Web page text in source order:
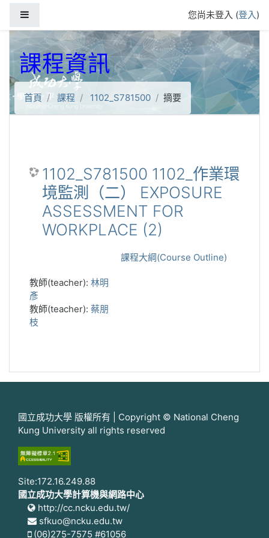
您尚未登入 (登入)
課程資訊
首頁 課程 1102_S781500 摘要
1102_S781500 1102_作業環
境監測（二） EXPOSURE
ASSESSMENT FOR
WORKPLACE (2)
課程大綱(Course Outline)
教師(teacher): 林明
彥
教師(teacher): 蔡朋
枝
國立成功大學 版權所有 | Copyright © National Cheng
Kung University all rights reserved
Site:172.16.249.88
國立成功大學計算機與網路中心
http://cc.ncku.edu.tw/
sfkuo@ncku.edu.tw
(06)275-7575 #61056